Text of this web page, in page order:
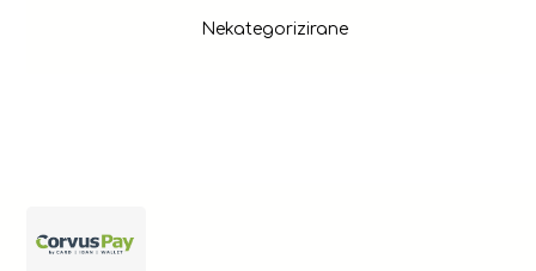
Nekategorizirane